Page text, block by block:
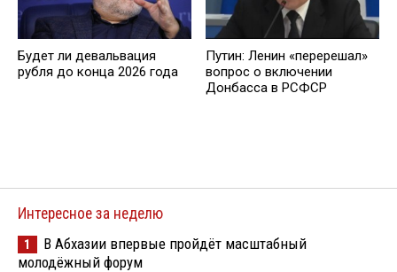
Будет ли девальвация
рубля до конца 2026 года
Путин: Ленин «перерешал»
вопрос о включении
Донбасса в РСФСР
Интересное за неделю
1
В Абхазии впервые пройдёт масштабный
молодёжный форум